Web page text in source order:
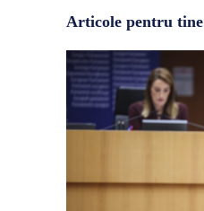
Articole pentru tine